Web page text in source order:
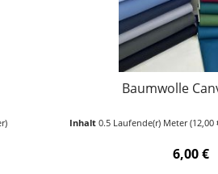
Baumwolle
Inhalt 0.5 Laufende(r) Meter(12,00
6,00 €